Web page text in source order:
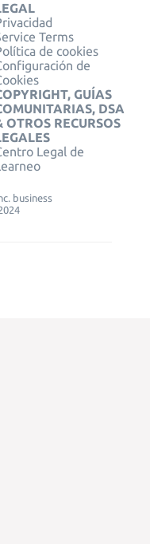
Terms
de cookies
de
GUÍAS
DSA
OTROS RECURSOS
Legal de
business